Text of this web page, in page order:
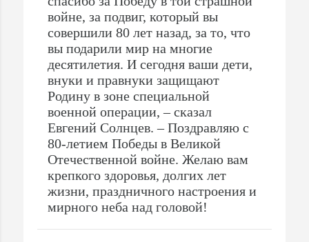
войне, за подвиг, который вы
совершили 80 лет назад, за то, что
вы подарили мир на многие
десятилетия. И сегодня ваши дети,
внуки и правнуки защищают
Родину в зоне специальной
военной операции, – сказал
Евгений Солнцев. – Поздравляю с
80-летием Победы в Великой
Отечественной войне. Желаю вам
крепкого здоровья, долгих лет
жизни, праздничного настроения и
мирного неба над головой!